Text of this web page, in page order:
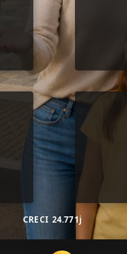
CRECI 24.771j